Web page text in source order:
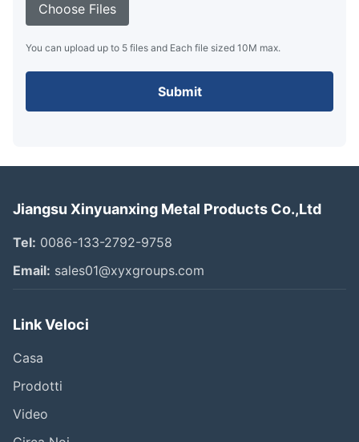
Choose Files
You can upload up to 5 files and Each file sized 10M max.
Submit
Jiangsu Xinyuanxing Metal Products Co.,Ltd
Tel: 0086-133-2792-9758
Email: sales01@xyxgroups.com
Link Veloci
Casa
Prodotti
Video